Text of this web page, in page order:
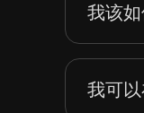
我该
我可